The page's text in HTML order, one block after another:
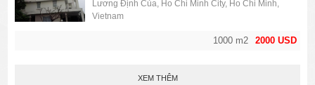
2000 USD
1000 m2
Lương Định Của, Ho Chi Minh City, Ho Chi Minh,
Vietnam
XEM THÊM